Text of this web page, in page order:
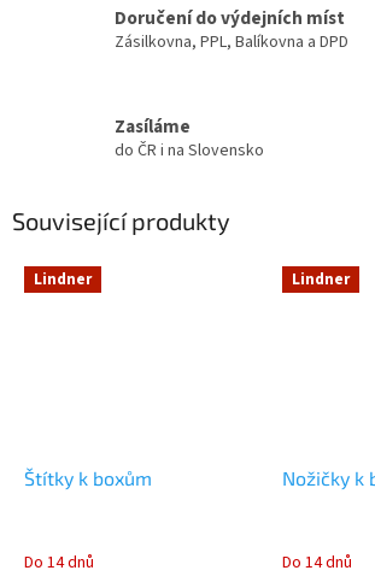
Doručení do výdejních míst
Zásilkovna, PPL, Balíkovna a DPD
Zasíláme
do ČR i na Slovensko
Související produkty
Lindner
Štítky k boxům
Do 14 dnů
Lindner
Nožičky k
Do 14 dnů